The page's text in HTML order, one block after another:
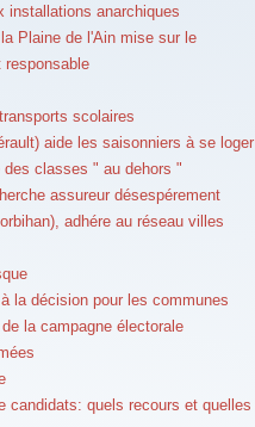
installations anarchiques
Plaine de l'Ain mise sur le
responsable
scolaires
aide les saisonniers à se loger
classes " au dehors "
assureur désespérement
adhére au réseau villes
la décision pour les communes
la campagne électorale
candidats: quels recours et quelles